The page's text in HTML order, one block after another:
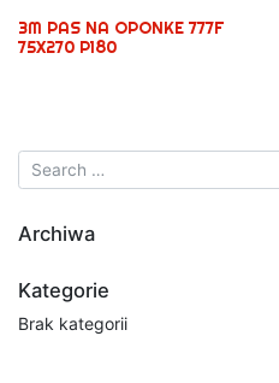
3M PAS NA OPONKE 777F
75X270 P180
Archiwa
Kategorie
Brak kategorii